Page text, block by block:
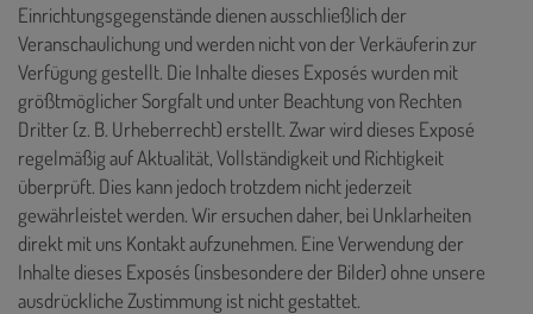
Einrichtungsgegenstände dienen ausschließlich der
Veranschaulichung und werden nicht von der Verkäuferin zur
Verfügung gestellt. Die Inhalte dieses Exposéswurden mit
größtmöglicher Sorgfalt und unter Beachtung von Rechten
Dritter (z. B. Urheberrecht) erstellt. Zwar wird dieses Exposé
regelmäßig auf Aktualität, Vollständigkeit und Richtigkeit
überprüft. Dies kann jedoch trotzdem nicht jederzeit
gewährleistet werden. Wir ersuchen daher, bei Unklarheiten
direkt mit uns Kontakt aufzunehmen. Eine Verwendung der
Inhalte dieses Exposés (insbesondere der Bilder) ohne unsere
ausdrückliche Zustimmung ist nicht gestattet.